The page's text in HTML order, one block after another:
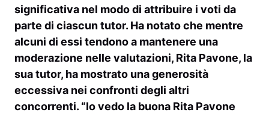
significativa nel modo di attribuire i voti da
parte di ciascun tutor. Ha notato che mentre
alcuni di essi tendono a mantenere una
moderazione nelle valutazioni, Rita Pavone, la
sua tutor, ha mostrato una generosità
eccessiva nei confronti degli altri
concorrenti. “Io vedo la buona Rita Pavone